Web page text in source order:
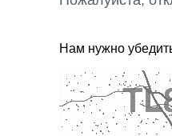
Нам нужно